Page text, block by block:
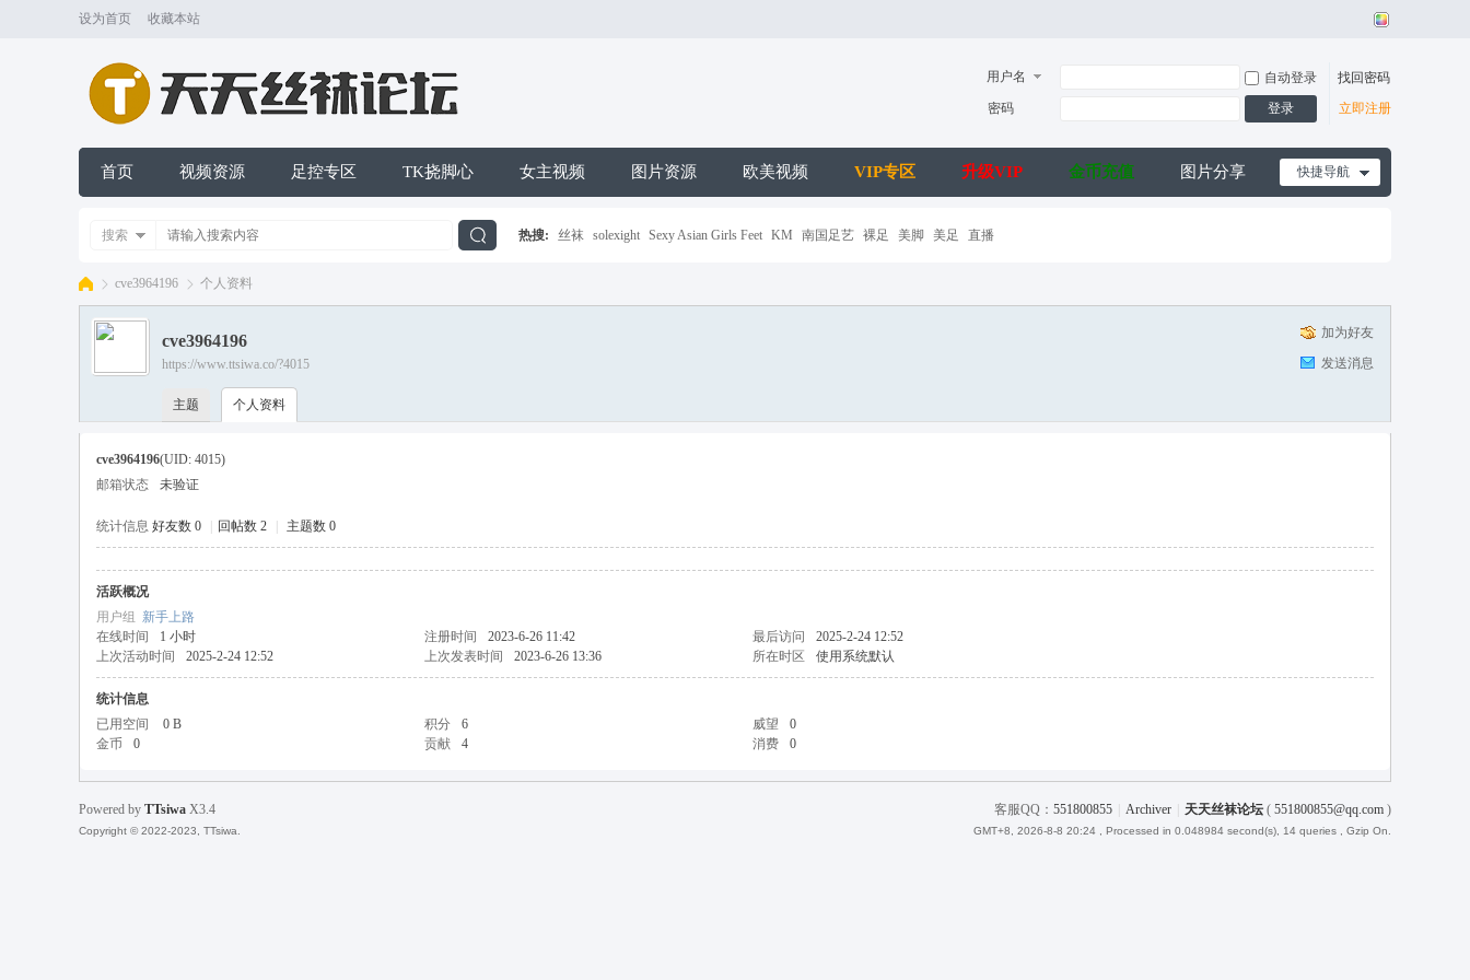
设为首页 收藏本站
用户名 自动登录
找回密码
密码
登录 立即注册
快捷导航
首页 视频资源 足控专区 TK挠脚心 女主视频 图片资源 欧美视频 VIP专区 升级VIP 金币充值 图片分享
搜索 热搜: 丝袜 solexight Sexy Asian Girls Feet KM 南国足艺 裸足 美脚 美足 直播
丝
›
cve3964196 个人资料
加为好友
发送消息
cve3964196
https://www.ttsiwa.co/?4015
主题 个人资料
cve3964196(UID: 4015)
邮箱状态
未验证
统计信息 好友数 0 回帖数 2 主题数 0
活跃概况
用户组 新手上路
在线时间
1 小时 注册时间 2023-6-26 11:42 最后访问
2025-2-24 12:52
上次活动时间
2025-2-24 12:52 上次发表时间 2023-6-26 13:36 所在时区 使用系统默认
统计信息
已用空间
0 B 积分 6 威望
0
金币
0 贡献 4 消费 0
客服QQ： 551800855 Archiver 天天丝袜论坛 ( 551800855@qq.com )
GMT+8, 2026-8-8 20:24 , Processed in 0.048984 second(s), 14 queries , Gzip On.
Powered by TTsiwa X3.4
Copyright © 2022-2023, TTsiwa.